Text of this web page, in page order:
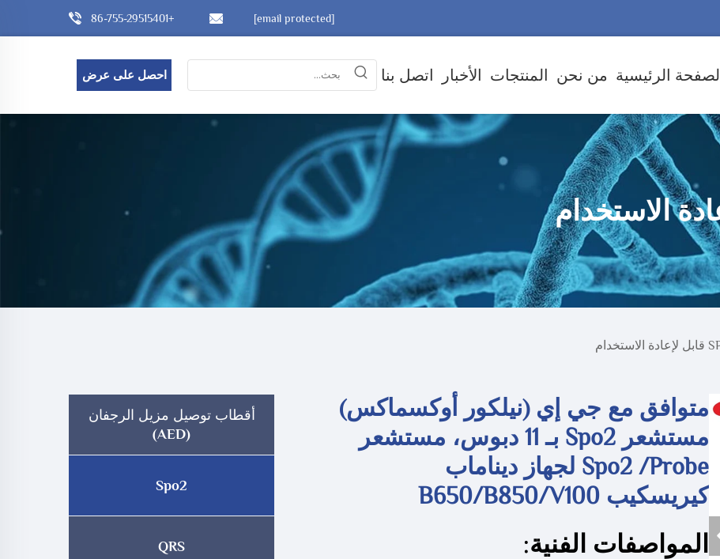
+86-755-29515401 [email protected]
الصفحة الرئيسية من نحن المنتجات الأخبار اتصل بنا احصل على عرض
أقطاب توصيل مزيل الرجفان
(AED)
Spo2
QRS
متوافق مع جي إي (نيلكور أوكسماكس)
مستشعر Spo2 بـ 11 دبوس، مستشعر
Spo2 /Probe لجهاز ديناماب
كيريسكيب B650/B850/V100
المواصفات الفنية: